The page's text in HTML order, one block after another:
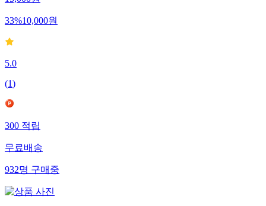
33%10,000원
5.0
(1)
300 적립
무료배송
932명 구매중